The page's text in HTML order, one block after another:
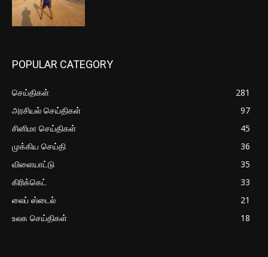
POPULAR CATEGORY
செய்திகள்
281
அரசியல் செய்திகள்
97
சினிமா செய்திகள்
45
முக்கிய செய்தி
36
விளையாட்டு
35
கிரிக்கெட்
33
லைப் ஸ்டைல்
21
உலக செய்திகள்
18